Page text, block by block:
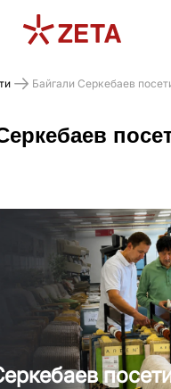
Байгали Серкебаев